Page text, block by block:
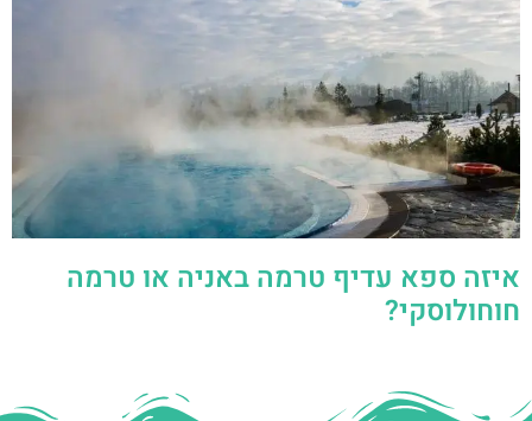
איזה ספא עדיף טרמה באניה או טרמה
חוחולוסקי?